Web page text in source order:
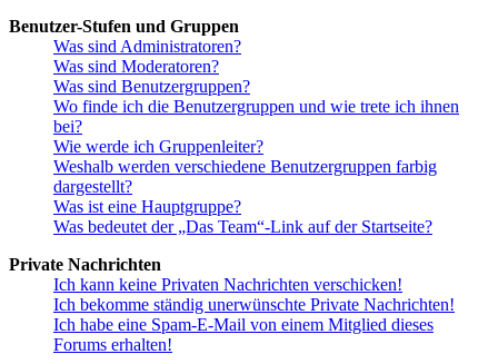
Benutzer-Stufen und Gruppen
Was sind Administratoren?
Was sind Moderatoren?
Was sind Benutzergruppen?
Wo finde ich die Benutzergruppen und wie trete ich ihnen
bei?
Wie werde ich Gruppenleiter?
Weshalb werden verschiedene Benutzergruppen farbig
dargestellt?
Was ist eine Hauptgruppe?
Was bedeutet der „Das Team“-Link auf der Startseite?
Private Nachrichten
Ich kann keine Privaten Nachrichten verschicken!
Ich bekomme ständig unerwünschte Private Nachrichten!
Ich habe eine Spam-E-Mail von einem Mitglied dieses
Forums erhalten!